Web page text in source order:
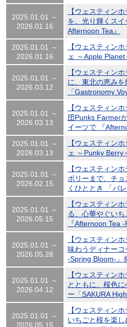
2025.01.01 ～
2026.01.16
【ウェスティン
を、光り輝くス
Afternoon Tea』
2025.01.01 ～
2026.01.16
【ウェスティン
ェ ～Apple Planet
2025.01.01 ～
2026.03.12
【ウェスティン
に、東北の恵み
「Gastronomy
2025.01.01 ～
2026.03.13
【ウェスティン
団Punks Farmer
イーツで 『
2025.01.01 ～
2026.03.13
【ウェスティン
ェ ～Punky Berry
2025.01.01 ～
2026.02.15
【ウェスティン
ボリーまで、チ
くひととき 「バ
2025.01.01 ～
2026.05.15
【ウェスティン
る、心華やぐい
『Afternoon Tea
2025.01.01 ～
2026.05.28
【ウェスティン
味わうディナー
-Spring Bloom-」
2025.01.01 ～
2026.04.12
【ウェスティン
とともに、桜色
ー「SAKURA High
2025.01.01 ～
2026.05.15
【ウェスティン
いちごと桜を楽